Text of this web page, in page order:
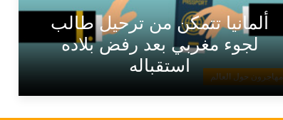
مهاجرون حول العالم
ألمانيا تتمكن من ترحيل طالب
لجوء مغربي بعد رفض بلاده
استقباله